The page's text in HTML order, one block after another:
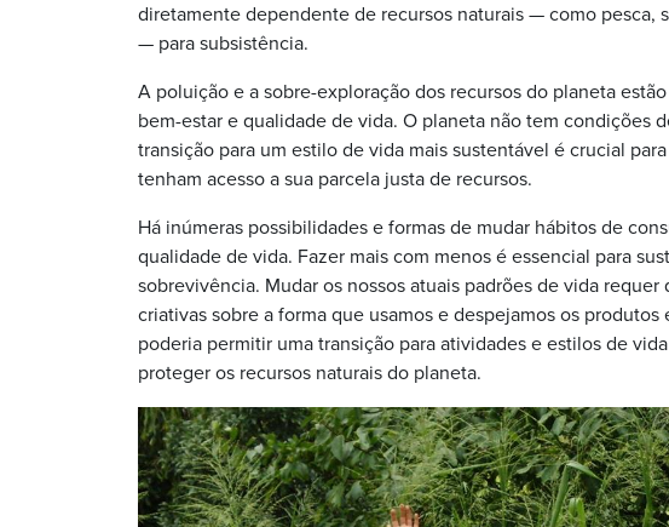
diretamente dependente de recursos naturais — como pesca,
— para subsistência.
A poluição e a sobre-exploração dos recursos do planeta
bem-estar e qualidade de vida. O planeta não tem condições
transição para um estilo de vida mais sustentável é crucial
tenham acesso a sua parcela justa de recursos.
Há inúmeras possibilidades e formas de mudar hábitos de
qualidade de vida. Fazer mais com menos é essencial para
sobrevivência. Mudar os nossos atuais padrões de vida
criativas sobre a forma que usamos e despejamos os
poderia permitir uma transição para atividades e estilos de
proteger os recursos naturais do planeta.